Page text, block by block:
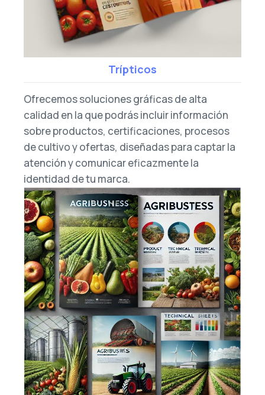
Trípticos
Ofrecemos soluciones gráficas de alta
calidad en la que podrás incluir información
sobre productos, certificaciones, procesos
de cultivo y ofertas, diseñadas para captar la
atención y comunicar eficazmente la
identidad de tu marca.